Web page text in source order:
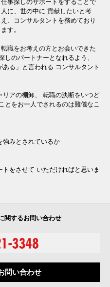
仕事探しのサポートをすることで
人に、世の中に 貢献したいと考
え、コンサルタントを務めており
ます。
転職をお考えの方とお会いできた
のパートナーとなれるよう、
ある」と言われる コンサルタント
アの棚卸、 転職の決断をいつど
とをお一人でされるのは難儀なこ
強みとされているか
をさせて いただければと思いま
関するお問い合わせ
問い合わせ